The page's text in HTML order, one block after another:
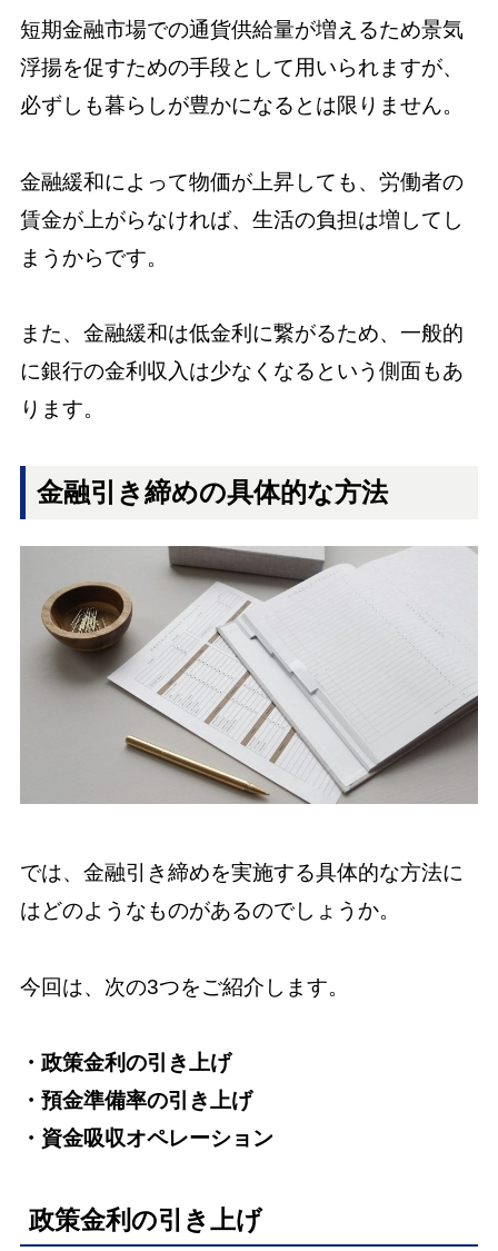
短期金融市場での通貨供給量が増えるため景気
浮揚を促すための手段として用いられますが、
必ずしも暮らしが豊かになるとは限りません。
金融緩和によって物価が上昇しても、労働者の
賃金が上がらなければ、生活の負担は増してし
まうからです。
また、金融緩和は低金利に繋がるため、一般的
に銀行の金利収入は少なくなるという側面もあ
ります。
金融引き締めの具体的な方法
では、金融引き締めを実施する具体的な方法に
はどのようなものがあるのでしょうか。
今回は、次の3つをご紹介します。
・政策金利の引き上げ
・預金準備率の引き上げ
・資金吸収オペレーション
政策金利の引き上げ